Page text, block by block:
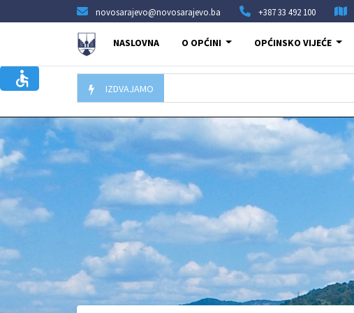
novosarajevo@novosarajevo.ba +387 33 492 100
NASLOVNA O OPĆINI OPĆINSKO VIJEĆE
IZDVAJAMO